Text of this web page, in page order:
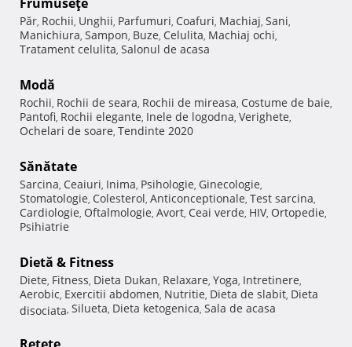
Păr, Rochii, Unghii, Parfumuri, Coafuri, Machiaj, Sani,
Manichiura, Sampon, Buze, Celulita, Machiaj ochi,
Tratament celulita, Salonul de acasa
Modă
Rochii, Rochii de seara, Rochii de mireasa, Costume de baie,
Pantofi, Rochii elegante, Inele de logodna, Verighete,
Ochelari de soare, Tendinte 2020
Sănătate
Sarcina, Ceaiuri, Inima, Psihologie, Ginecologie,
Stomatologie, Colesterol, Anticonceptionale, Test sarcina,
Cardiologie, Oftalmologie, Avort, Ceai verde, HIV, Ortopedie,
Psihiatrie
Dietă & Fitness
Diete, Fitness, Dieta Dukan, Relaxare, Yoga, Intretinere,
Aerobic, Exercitii abdomen, Nutritie, Dieta de slabit, Dieta
disociata, Silueta, Dieta ketogenica, Sala de acasa